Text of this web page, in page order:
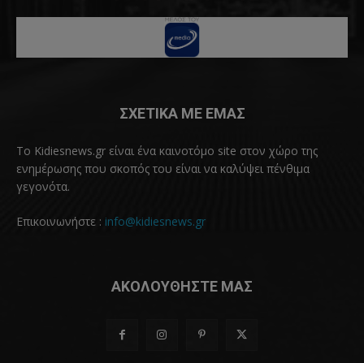
ΣΧΕΤΙΚΑ ΜΕ ΕΜΑΣ
Το Kidiesnews.gr είναι ένα καινοτόμο site στον χώρο της
ενημέρωσης που σκοπός του είναι να καλύψει πένθιμα
γεγονότα.
Επικοινωνήστε : info@kidiesnews.gr
ΑΚΟΛΟΥΘΗΣΤΕ ΜΑΣ